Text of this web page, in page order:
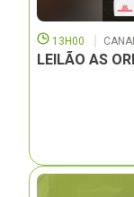
13H00
LEILÃO AS